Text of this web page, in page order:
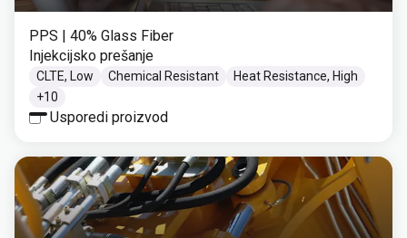
PPS | 40% Glass Fiber
Injekcijsko prešanje
CLTE, Low Chemical Resistant
Heat Resistance, High
+10
Usporedi proizvod